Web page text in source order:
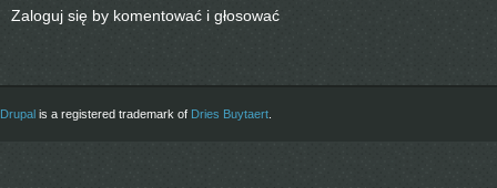
Zaloguj się by komentować i głosować
Drupal is a registered trademark of Dries Buytaert